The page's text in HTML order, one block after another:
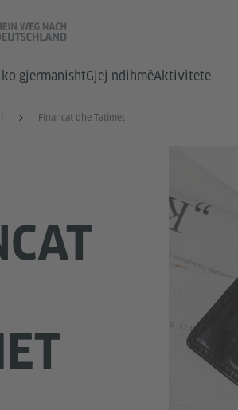
gjermanishtGjej ndihmëAktivitete
Financat dhe Tatimet